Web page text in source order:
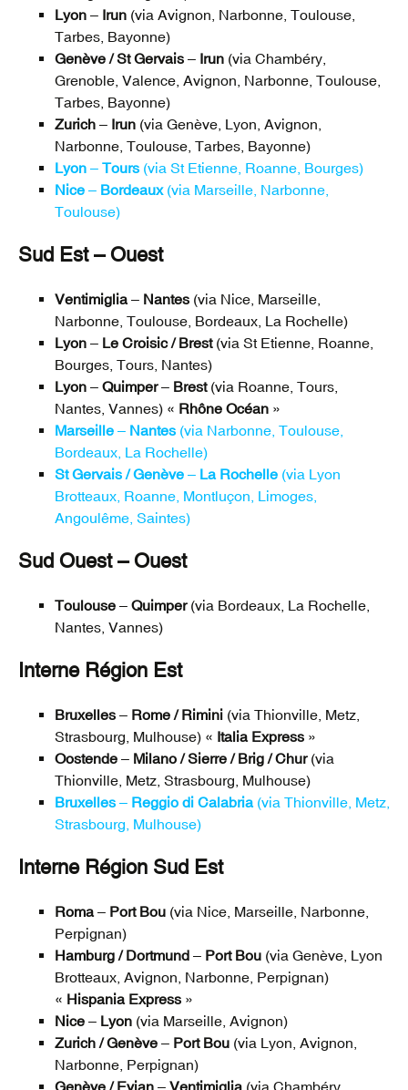
Lyon – Irun (via Avignon, Narbonne, Toulouse,
Tarbes, Bayonne)
Genève / St Gervais – Irun (via Chambéry,
Grenoble, Valence, Avignon, Narbonne, Toulouse,
Tarbes, Bayonne)
Zurich – Irun (via Genève, Lyon, Avignon,
Narbonne, Toulouse, Tarbes, Bayonne)
Lyon – Tours (via St Etienne, Roanne, Bourges)
Nice – Bordeaux(via Marseille, Narbonne,
Toulouse)
Sud Est – Ouest
Ventimiglia– Nantes (via Nice, Marseille,
Narbonne, Toulouse, Bordeaux, La Rochelle)
Lyon – Le Croisic / Brest(via St Etienne, Roanne,
Bourges, Tours, Nantes)
Lyon – Quimper– Brest(via Roanne, Tours,
Nantes, Vannes) « Rhône Océan »
Marseille – Nantes (via Narbonne, Toulouse,
Bordeaux, La Rochelle)
St Gervais / Genève – La Rochelle (via Lyon
Brotteaux, Roanne, Montluçon, Limoges,
Angoulême, Saintes)
Sud Ouest – Ouest
Toulouse – Quimper(via Bordeaux, La Rochelle,
Nantes, Vannes)
Interne Région Est
Bruxelles – Rome / Rimini (via Thionville, Metz,
Strasbourg, Mulhouse) « Italia Express »
Oostende – Milano / Sierre / Brig / Chur(via
Thionville, Metz, Strasbourg, Mulhouse)
Bruxelles – Reggio di Calabria(via Thionville, Metz,
Strasbourg, Mulhouse)
Interne Région Sud Est
Roma– Port Bou (via Nice, Marseille, Narbonne,
Perpignan)
Hamburg / Dortmund – Port Bou (via Genève, Lyon
Brotteaux, Avignon, Narbonne, Perpignan)
« Hispania Express »
Nice – Lyon (via Marseille, Avignon)
Zurich / Genève – Port Bou (via Lyon, Avignon,
Narbonne, Perpignan)